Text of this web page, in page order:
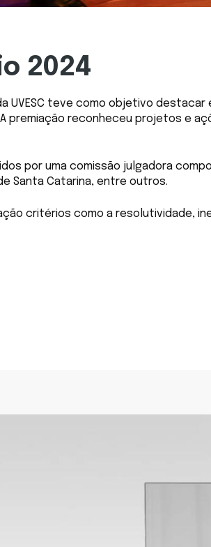
2024
UVESC teve como objetivo
premiação reconheceu projetos e
por uma comissão julgadora
Santa Catarina, entre outros.
critérios como a resolutividade,